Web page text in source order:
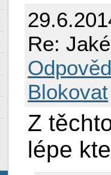
Re:
Blokovat
Z
lépe